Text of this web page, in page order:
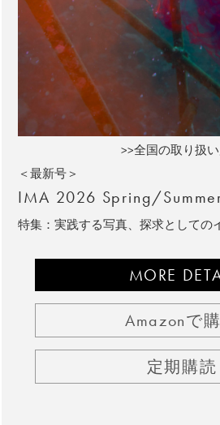
>>全国の取り扱
＜最新号＞
IMA 2026 Spring/
特集：実践する写真、探求としての
MORE
Amazonで
定期購読